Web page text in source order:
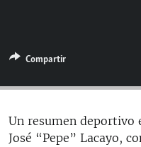
ESPECIALES
LA REALIDAD DE LA
SER VIEJO EN CUBA
KENTU-CUBANO
MULTIMEDIA
EDITORIALES
SÍGUENOS
Compartir
Un resumen deportivo
José “Pepe” Lacayo,